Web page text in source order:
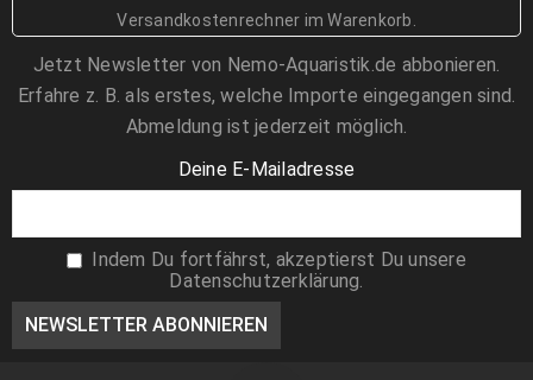
Versandkostenrechner im Warenkorb.
Jetzt Newsletter von Nemo-Aquaristik.de abbonieren.
Erfahre z. B. als erstes, welche Importe eingegangen sind.
Abmeldung ist jederzeit möglich.
Deine E-Mailadresse
Indem Du fortfährst, akzeptierst Du unsere
Datenschutzerklärung.